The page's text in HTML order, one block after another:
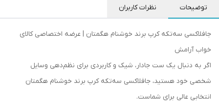
توضیحات نظرات کاربران
جافلاکسی سه‌تکه کرپ برند خوشنام هگمتان | عرضه اختصاصی کالای
خواب آرامش
اگر به دنبال یک ست جادار، شیک و کاربردی برای نظم‌دهی وسایل
شخصی خود هستید، جافلاکسی سه‌تکه کرپ برند خوشنام هگمتان
انتخابی عالی برای شماست.